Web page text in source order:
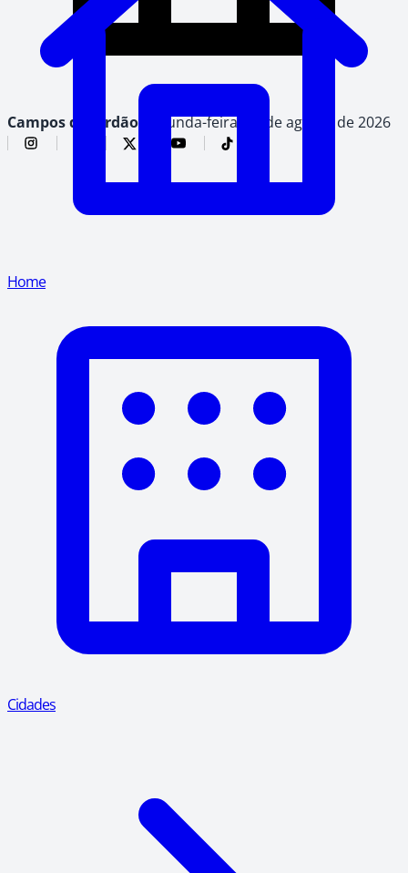
Campos do Jordão, segunda-feira, 10 de agosto de 2026
Home
Cidades